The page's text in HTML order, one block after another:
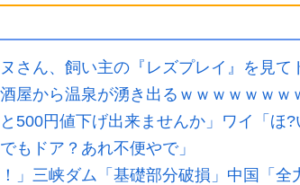
ヌさん、飼い主の『レズプレイ』を見て
屋から温泉が湧き出るｗｗｗｗｗｗｗ
500円値下げ出来ませんか」ワイ「ほ?
もドア？あれ不便やで」
」三峡ダム「基礎部分破損」中国「全